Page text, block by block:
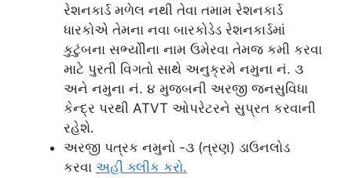
રેશનકાર્ડ મળેલ નથી તેવા તમામ રેશનકાર્ડ
ધારકોએ તેમના નવા બારકોડેડ રેશનકાર્ડમાં
કુટુંબના સભ્યોીના નામ ઉમેરવા તેમજ કમી કરવા
માટે પુરતી વિગતો સાથે અનુક્રમે નમુના નં. ૩
અને નમુના નં. ૪ મુજબની અરજી જનસુવિધા
કેન્દ્ર પરથી ATVT ઓપરેટરને સુપ્રત કરવાની
રહેશે.
અરજી પત્રક નમુનો -૩ (ત્રણ) ડાઉનલોડ
કરવા અહીં ક્લીક કરો.